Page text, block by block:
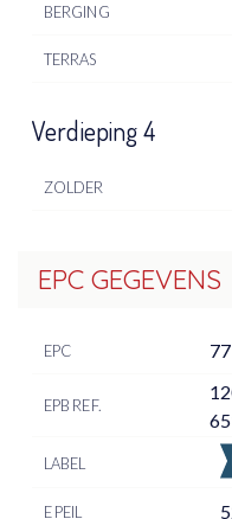
BERGING
TERRAS
Verdieping 4
ZOLDER
EPC GEGEVENS
EPC
EPB REF.
LABEL
E PEIL